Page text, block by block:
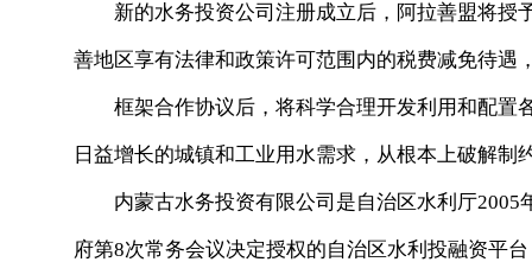
新的水务投资公司注册成立后，阿拉善盟将授
善地区享有法律和政策许可范围内的税费减免待遇
框架合作协议后，将科学合理开发利用和配置
日益增长的城镇和工业用水需求，从根本上破解制
内蒙古水务投资有限公司是自治区水利厅2005
府第8次常务会议决定授权的自治区水利投融资平